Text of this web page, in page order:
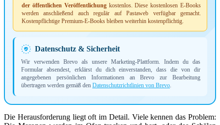
der öffentlichen Veröffentlichungkostenlos. Diese kostenlosen E-Books
werden anschließend auch regulär auf Pastaweb verfügbar gemacht.
Kostenpflichtige Premium-E-Books bleiben weiterhin kostenpflichtig.
Datenschutz & Sicherheit
Wir verwenden Brevo als unsere Marketing-Plattform. Indem du das
Formular absendest, erklärst du dich einverstanden, dass die von dir
angegebenen persönlichen Informationen an Brevo zur Bearbeitung
übertragen werden gemäß den Datenschutzrichtlinien von Brevo.
Die Herausforderung liegt oft im Detail. Viele kennen das Problem: